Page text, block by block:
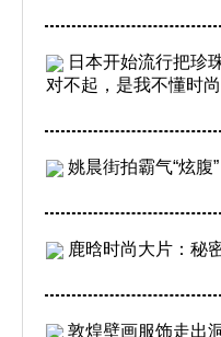
日本开始流行把珍
对不起，是我不懂时尚
姚晨街拍霸气“炫腹
鹿晗时尚大片：秘
敦煌壁画服饰走出